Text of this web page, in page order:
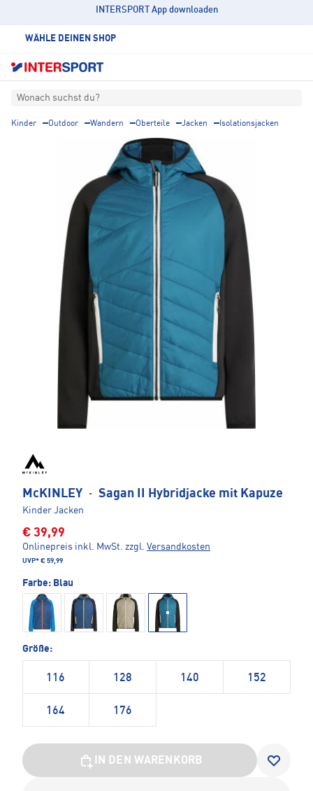
INTERSPORT App downloaden
WÄHLE DEINEN SHOP
Wonach suchst du?
Kinder Outdoor Wandern Oberteile Jacken Isolationsjacken
McKINLEY · Sagan II Hybridjacke mit Kapuze
Kinder Jacken
€ 39,99
Onlinepreis inkl. MwSt. zzgl. Versandkosten
UVP* € 59,99
Farbe: Blau
Größe:
116 128 140 152
164 176
IN DEN WARENKORB